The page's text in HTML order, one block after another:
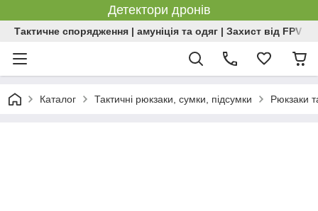
Детектори дронів
Тактичне спорядження | амуніція та одяг | Захист від FPV |
Каталог Тактичні рюкзаки, сумки, підсумки Рюкзаки